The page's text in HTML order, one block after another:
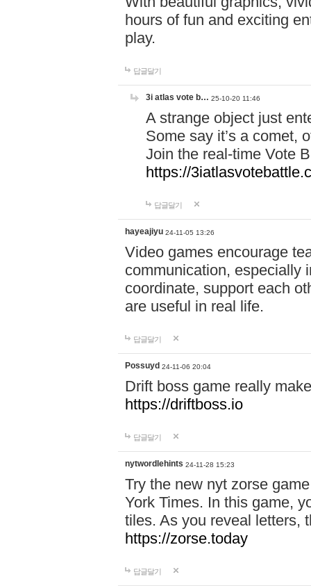
hours of fun and exciting
play.
답글달기
3i atlas vote b… 25-10-20 11:46
A strange object just
Some say it’s a comet,
Join the real-time Vote
https://
답글달기
hayeajiyu 24-11-05 13:26
Video games encourage
communication, especially
coordinate, support each
are useful in real life.
답글달기
Possuyd 24-11-06 20:04
Drift boss game really
https://driftboss.io
답글달기
nytwordlehints 24-11-28 15:23
Try the new nyt zorse
York Times. In this game,
tiles. As you reveal letters,
https://zorse.today
답글달기